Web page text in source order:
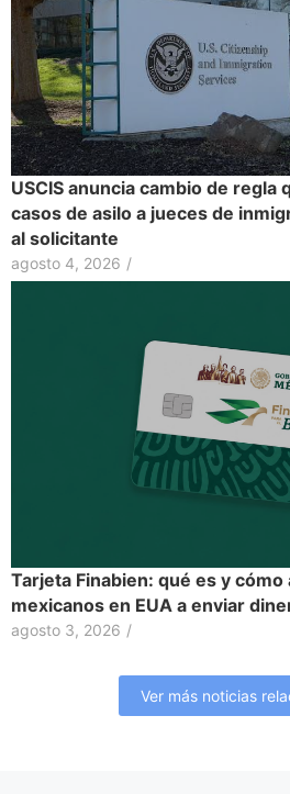
USCIS anuncia cambio de
casos de asilo a jueces de
al solicitante
agosto 4, 2026 /
Tarjeta Finabien: qué es y cómo
mexicanos en EUA a enviar
agosto 3, 2026 /
Ver más noticias